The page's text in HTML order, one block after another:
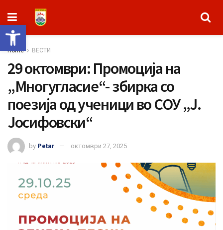
Open toolbar
Home ВЕСТИ
29 октомври: Промоција на
„Многугласие“- збирка со
поезија од ученици во СОУ „Ј.
Јосифовски“
by Petar октомври 27, 2025